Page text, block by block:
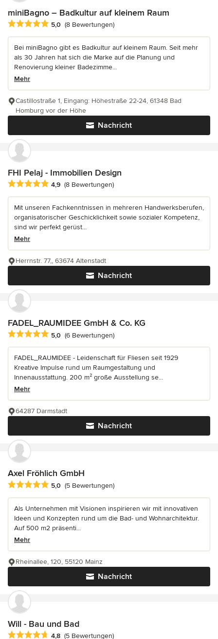
miniBagno – Badkultur auf kleinem Raum
Durchschnittliche Bewertung: 5 von 5 Sternen
5,0 (8 Bewertungen)
Bei miniBagno gibt es Badkultur auf kleinem Raum. Seit mehr
als 30 Jahren hat sich die Marke auf die Planung und
Renovierung kleiner Badezimme...
Mehr
Nachricht
Castillostraße 1, Eingang: Höhestraße 22-24, 61348 Bad
Homburg vor der Höhe
FHI Pelaj - Immobilien Design
Durchschnittliche Bewertung: 4.9 von 5 Sternen
4,9 (8 Bewertungen)
Mit unseren Fachkenntnissen in mehreren Handwerksberufen,
organisatorischer Geschicklichkeit sowie sozialer Kompetenz,
sind wir perfekt gerüst...
Mehr
Nachricht
Herrnstr. 77,, 63674 Altenstadt
FADEL_RAUMIDEE GmbH & Co. KG
Durchschnittliche Bewertung: 5 von 5 Sternen
5,0 (6 Bewertungen)
FADEL_RAUMIDEE - Leidenschaft für Fliesen seit 1929
Kreative Impulse rund um Raumgestaltung und
Innenausstattung. 200 m² große Ausstellung se...
Mehr
Nachricht
64287 Darmstadt
Axel Fröhlich GmbH
Durchschnittliche Bewertung: 5 von 5 Sternen
5,0 (5 Bewertungen)
Als Unternehmen mit Visionen inspirieren wir mit innovativen
Ideen und Konzepten rund um die Bad- und Wohnarchitektur.
Auf 500 m2 präsenti...
Mehr
Nachricht
Rheinallee, 120, 55120 Mainz
Will - Bau und Bad
Durchschnittliche Bewertung: 4.8 von 5 Sternen
4,8 (5 Bewertungen)